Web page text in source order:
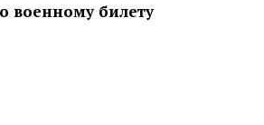
военному билету